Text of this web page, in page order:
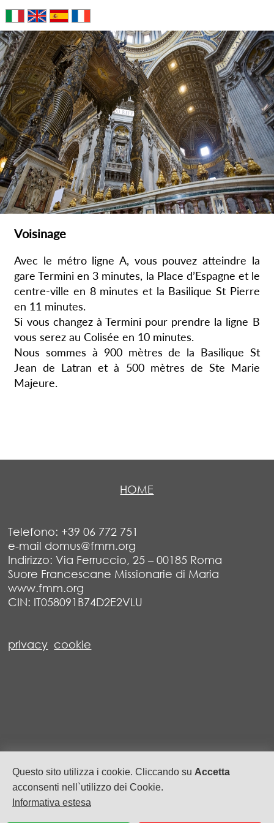
Questo sito utilizza i cookie. Cliccando su Accetta
acconsenti nell`utilizzo dei Cookie.
Informativa estesa
Voisinage
Avec le métro ligne A, vous pouvez atteindre la
gare Termini en 3 minutes, la Place d’Espagne et le
centre-ville en 8 minutes et la Basilique St Pierre
en 11 minutes.
Si vous changez à Termini pour prendre la ligne B
vous serez au Colisée en 10 minutes.
Nous sommes à 900 mètres de la Basilique St
Jean de Latran et à 500 mètres de Ste Marie
Majeure.
HOME
Telefono: +39 06 772 751
e-mail domus@fmm.org
Indirizzo: Via Ferruccio, 25 – 00185 Roma
Suore Francescane Missionarie di Maria
www.fmm.org
CIN: IT058091B74D2E2VLU
privacy cookie